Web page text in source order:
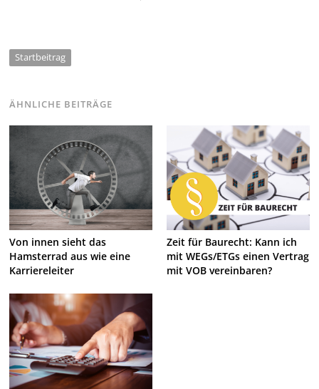
Startbeitrag
ÄHNLICHE BEITRÄGE
Von innen sieht das
Hamsterrad aus wie eine
Karriereleiter
Zeit für Baurecht: Kann ich
mit WEGs/ETGs einen Vertrag
mit VOB vereinbaren?